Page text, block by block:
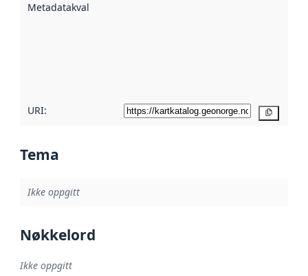
Metadatakvalitet
URI:
Tema
Ikke oppgitt
Nøkkelord
Ikke oppgitt